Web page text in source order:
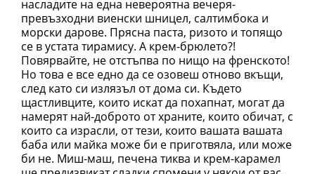
насладите на една невероятна вечеря-
превъзходни виенски шницел, салтимбока и
морски дарове. Прясна паста, ризото и топящо
се в устата тирамису. А крем-брюлето?!
Повярвайте, не отстъпва по нищо на френското!
Но това е все едно да се озовеш отново вкъщи,
след като си излязъл от дома си. Където
щастливците, които искат да похапнат, могат да
намерят най-доброто от храните, които обичат, с
които са израсли, от тези, които вашата вашата
баба или майка може би е приготвяла, или може
би не. Миш-маш, печена тиква и крем-карамел